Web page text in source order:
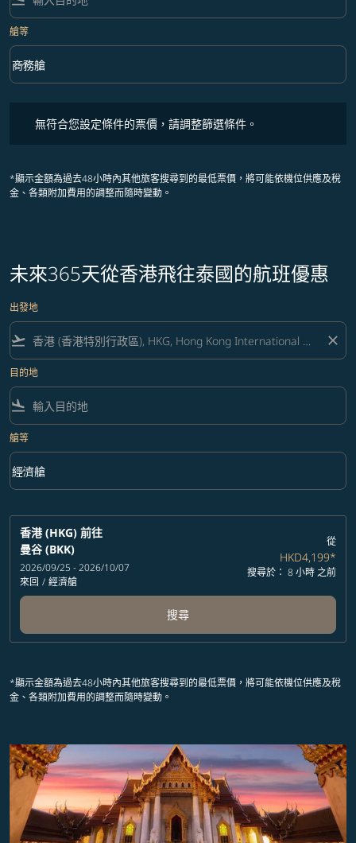
艙等
艙等 option 商務艙 Selected
商務艙
keyboard_arrow_down
無符合您設定條件的票價，請調整篩選條件。
*顯示金額為過去48小時內其他旅客搜尋到的最低票價，將可能依機位供應及稅
金、各類附加費用的調整而隨時變動。
未來365天從香港飛往泰國的航班優惠
出發地
flight_takeoff close
目的地
flight_land
艙等
艙等 option 經濟艙 Selected
經濟艙
keyboard_arrow_down
香港 (HKG) 前往
曼谷 (BKK)
2026/09/25 - 2026/10/07
來回 / 經濟艙
從
HKD4,199*
搜尋於： 8 小時 之前
搜尋
*顯示金額為過去48小時內其他旅客搜尋到的最低票價，將可能依機位供應及稅
金、各類附加費用的調整而隨時變動。